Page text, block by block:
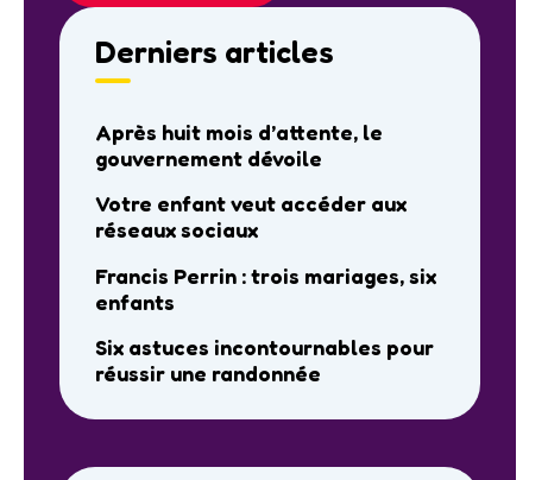
Derniers articles
Après huit mois d’attente, le
gouvernement dévoile
Votre enfant veut accéder aux
réseaux sociaux
Francis Perrin : trois mariages, six
enfants
Six astuces incontournables pour
réussir une randonnée